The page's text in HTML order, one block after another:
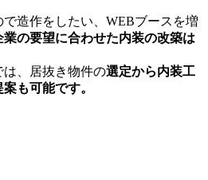
造作をしたい、WEBブースを増
業の要望に合わせた内装の改築は
、居抜き物件の選定から内装工
も可能です。